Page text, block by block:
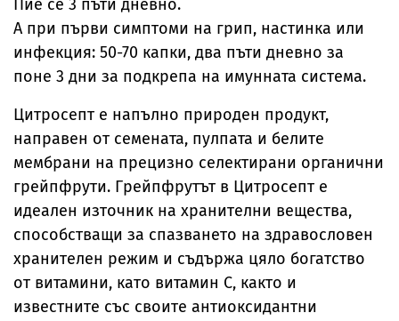
Пие се 3 пъти дневно.
А при първи симптоми на грип, настинка или
инфекция: 50-70 капки, два пъти дневно за
поне 3 дни за подкрепа на имунната система.
Цитросепт е напълно природен продукт,
направен от семената, пулпата и белите
мембрани на прецизно селектирани органични
грейпфрути. Грейпфрутът в Цитросепт е
идеален източник на хранителни вещества,
способстващи за спазването на здравословен
хранителен режим и съдържа цяло богатство
от витамини, като витамин С, както и
известните със своите антиоксидантни